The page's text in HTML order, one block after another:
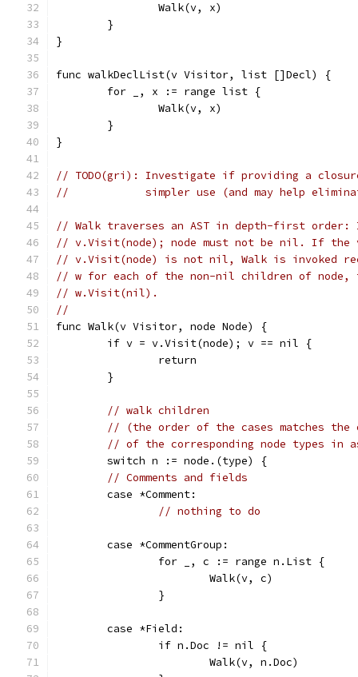
		Walk(v, x)
	}
}
func walkDeclList(v Visitor, list []Decl) {
	for _, x := range list {
		Walk(v, x)
	}
}
// TODO(gri): Investigate if providing a
//            simpler use (and may help
// Walk traverses an AST in depth-first
// v.Visit(node); node must not be nil. If the
// v.Visit(node) is not nil, Walk is invoked
// w for each of the non-nil children of node,
// w.Visit(nil).
//
func Walk(v Visitor, node Node) {
	if v = v.Visit(node); v == nil {
		return
	}
// walk children
// (the order of the cases matches the
// of the corresponding node types in
	switch n := node.(type) {
// Comments and fields
	case *Comment:
// nothing to do
	case *CommentGroup:
		for _, c := range n.List {
			Walk(v, c)
		}
	case *Field:
		if n.Doc != nil {
			Walk(v, n.Doc)